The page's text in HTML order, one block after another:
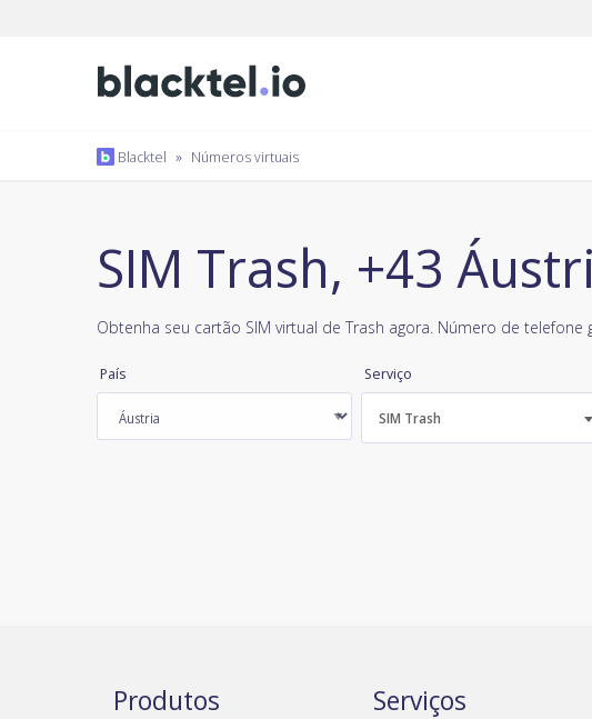
Blacktel » Números virtuais
SIM Trash, +43
Obtenha seu cartão SIM virtual de Trash agora. Número de telefone
País Serviço
SIM Trash
Produtos Serviços